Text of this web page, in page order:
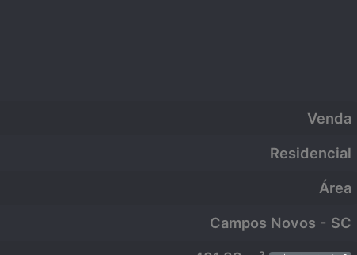
Venda
Residencial
Área
Campos Novos - SC